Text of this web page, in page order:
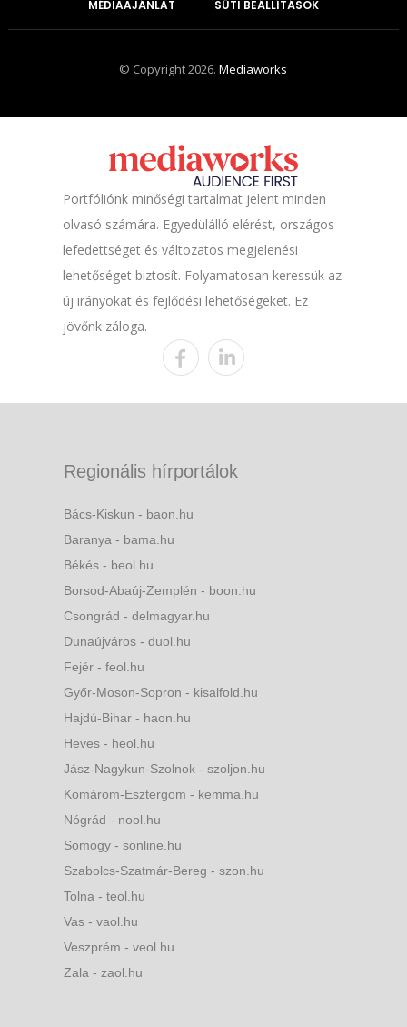
MÉDIAAJÁNLAT SÜTI BEÁLLÍTÁSOK
© Copyright 2026.Mediaworks
Portfóliónk minőségi tartalmat jelent minden
olvasó számára. Egyedülálló elérést, országos
lefedettséget és változatos megjelenési
lehetőséget biztosít. Folyamatosan keressük az
új irányokat és fejlődési lehetőségeket. Ez
jövőnk záloga.
Regionális hírportálok
Bács-Kiskun - baon.hu
Baranya - bama.hu
Békés - beol.hu
Borsod-Abaúj-Zemplén - boon.hu
Csongrád - delmagyar.hu
Dunaújváros - duol.hu
Fejér - feol.hu
Győr-Moson-Sopron - kisalfold.hu
Hajdú-Bihar - haon.hu
Heves - heol.hu
Jász-Nagykun-Szolnok - szoljon.hu
Komárom-Esztergom - kemma.hu
Nógrád - nool.hu
Somogy - sonline.hu
Szabolcs-Szatmár-Bereg - szon.hu
Tolna - teol.hu
Vas - vaol.hu
Veszprém - veol.hu
Zala - zaol.hu